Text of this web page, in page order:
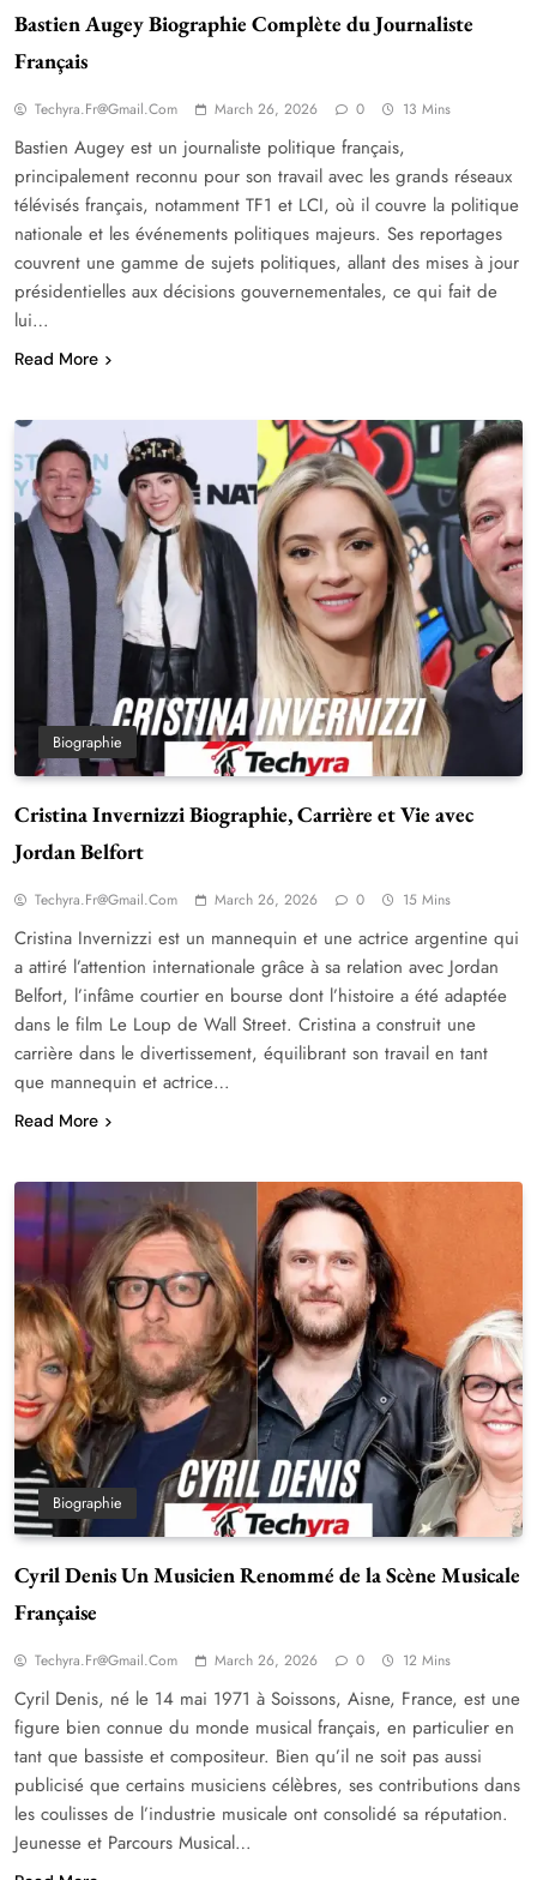
Bastien Augey Biographie Complète du Journaliste
Français
Techyra.fr@gmail.com March 26, 2026 0 13 Mins
Bastien Augey est un journaliste politique français,
principalement reconnu pour son travail avec les grands réseaux
télévisés français, notamment TF1 et LCI, où il couvre la politique
nationale et les événements politiques majeurs. Ses reportages
couvrent une gamme de sujets politiques, allant des mises à jour
présidentielles aux décisions gouvernementales, ce qui fait de
lui…
Read More
Biographie
Cristina Invernizzi Biographie, Carrière et Vie avec
Jordan Belfort
Techyra.fr@gmail.com March 26, 2026 0 15 Mins
Cristina Invernizzi est un mannequin et une actrice argentine qui
a attiré l’attention internationale grâce à sa relation avec Jordan
Belfort, l’infâme courtier en bourse dont l’histoire a été adaptée
dans le film Le Loup de Wall Street. Cristina a construit une
carrière dans le divertissement, équilibrant son travail en tant
que mannequin et actrice…
Read More
Biographie
Cyril Denis Un Musicien Renommé de la Scène Musicale
Française
Techyra.fr@gmail.com March 26, 2026 0 12 Mins
Cyril Denis, né le 14 mai 1971 à Soissons, Aisne, France, est une
figure bien connue du monde musical français, en particulier en
tant que bassiste et compositeur. Bien qu’il ne soit pas aussi
publicisé que certains musiciens célèbres, ses contributions dans
les coulisses de l’industrie musicale ont consolidé sa réputation.
Jeunesse et Parcours Musical…